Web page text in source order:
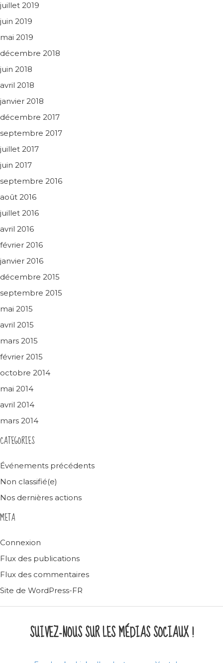
juillet 2019
juin 2019
mai 2019
décembre 2018
juin 2018
avril 2018
janvier 2018
décembre 2017
septembre 2017
juillet 2017
juin 2017
septembre 2016
août 2016
juillet 2016
avril 2016
février 2016
janvier 2016
décembre 2015
septembre 2015
mai 2015
avril 2015
mars 2015
février 2015
octobre 2014
mai 2014
avril 2014
mars 2014
CATEGORIES
Événements précédents
Non classifié(e)
Nos dernières actions
META
Connexion
Flux des publications
Flux des commentaires
Site de WordPress-FR
SUIVEZ-NOUS SUR LES MÉDIAS SOCIAUX !